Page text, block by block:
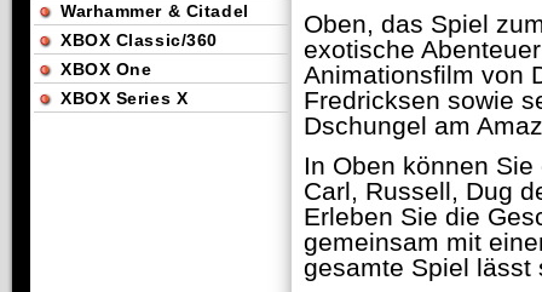
Oben, das Spiel
exotische
Animationsfilm von
Fredricksen sowie
Dschungel am
In Oben können
Carl, Russell, Dug
Erleben Sie die
gemeinsam mit
gesamte Spiel lässt
Warhammer & Citadel
XBOX Classic/360
XBOX One
XBOX Series X